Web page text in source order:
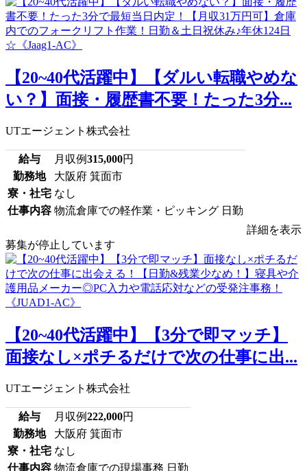
【20~40代活躍中】【ダルい転職やめな
い？】面接・履歴書不要！たった3分...
UTエージェント株式会社
給与 月収例315,000円
勤務地
大阪府 箕面市
寮・社宅 なし
仕事内容 物流倉庫での軽作業・ピッキング 日勤
詳細を表示
募集が停止しています
【20~40代活躍中】【3分で即マッチ】
面接なし×ポチるだけで次の仕事に出...
UTエージェント株式会社
給与 月収例222,000円
勤務地
大阪府 箕面市
寮・社宅 なし
仕事内容 物流倉庫での現場事務 日勤